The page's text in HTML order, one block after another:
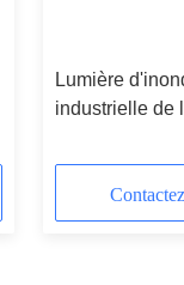
Lumière
industrielle de
fond de CSA